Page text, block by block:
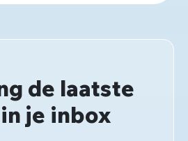
de laatste
je inbox